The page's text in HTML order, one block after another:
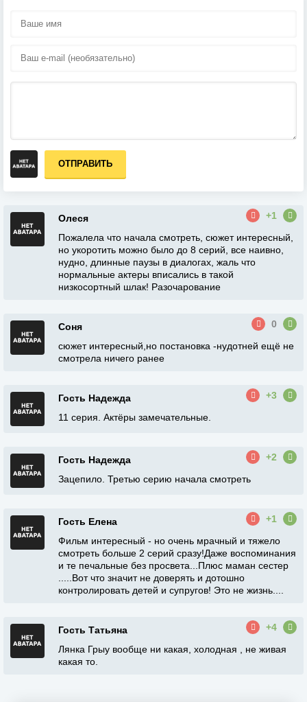
ОТПРАВИТЬ
Олеся
+1
Пожалела что начала смотреть, сюжет интересный,
но укоротить можно было до 8 серий, все наивно,
нудно, длинные паузы в диалогах, жаль что
нормальные актеры вписались в такой
низкосортный шлак! Разочарование
Соня
0
сюжет интересный,но постановка -нудотней ещё не
смотрела ничего ранее
Гость Надежда
+3
11 серия. Актёры замечательные.
Гость Надежда
+2
Зацепило. Третью серию начала смотреть
Гость Елена
+1
Фильм интересный - но очень мрачный и тяжело
смотреть больше 2 серий сразу!Даже воспоминания
и те печальные без просвета...Плюс маман сестер
.....Вот что значит не доверять и дотошно
контролировать детей и супругов! Это не жизнь....
Гость Татьяна
+4
Лянка Грыу вообще ни какая, холодная , не живая
какая то.